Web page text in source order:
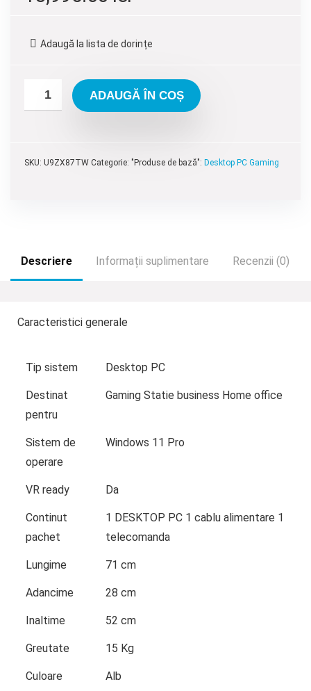
a
fost:
este:
13,995.00 lei.
Adaugă la lista de dorințe
ADAUGĂ ÎN COȘ
SKU: U9ZX87TW Categorie: "Produse de bază": Desktop PC Gaming
Descriere Informații suplimentare Recenzii (0)
Caracteristici generale
Tip sistem Desktop PC
Destinat
pentru
Gaming Statie business Home office
Sistem de
operare
Windows 11 Pro
VR ready Da
Continut
pachet
1 DESKTOP PC 1 cablu alimentare 1
telecomanda
Lungime 71 cm
Adancime 28 cm
Inaltime 52 cm
Greutate 15 Kg
Culoare Alb